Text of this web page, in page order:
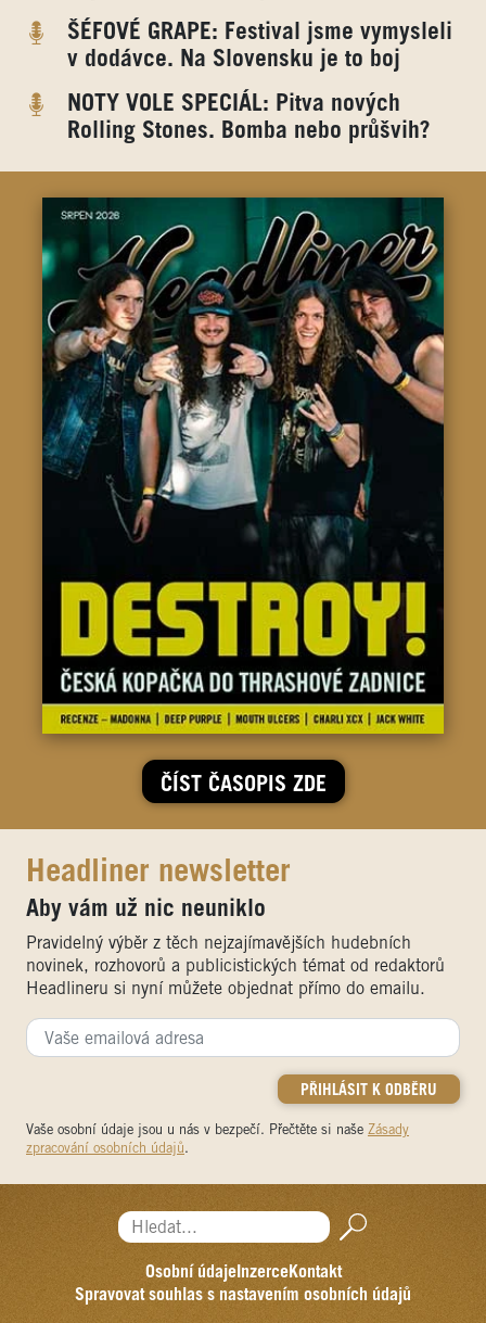
ŠÉFOVÉ GRAPE: Festival jsme vymysleli
v dodávce. Na Slovensku je to boj
NOTY VOLE SPECIÁL: Pitva nových
Rolling Stones. Bomba nebo průšvih?
ČÍST ČASOPIS ZDE
Headliner newsletter
Aby vám už nic neuniklo
Pravidelný výběr z těch nejzajímavějších hudebních
novinek, rozhovorů a publicistických témat od redaktorů
Headlineru si nyní můžete objednat přímo do emailu.
Vaše osobní údaje jsou u nás v bezpečí. Přečtěte si naše Zásady
zpracování osobních údajů.
Hledat...
Osobní údajeInzerceKontakt
Spravovat souhlas s nastavením osobních údajů